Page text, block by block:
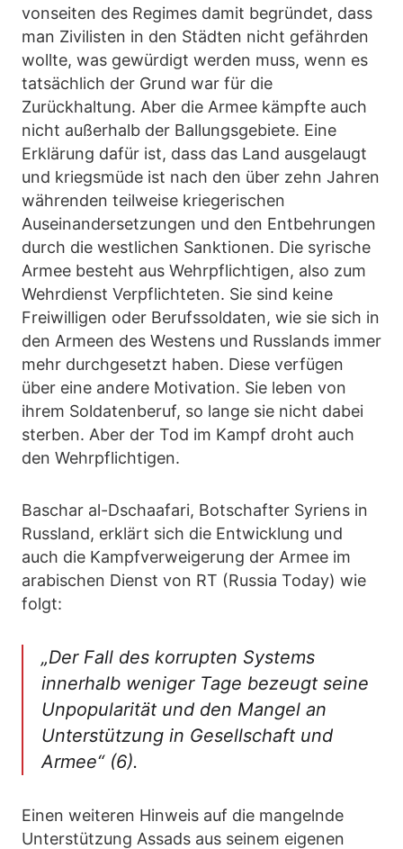
vonseiten des Regimes damit begründet, dass
man Zivilisten in den Städten nicht gefährden
wollte, was gewürdigt werden muss, wenn es
tatsächlich der Grund war für die
Zurückhaltung. Aber die Armee kämpfte auch
nicht außerhalb der Ballungsgebiete. Eine
Erklärung dafür ist, dass das Land ausgelaugt
und kriegsmüde ist nach den über zehn Jahren
währenden teilweise kriegerischen
Auseinandersetzungen und den Entbehrungen
durch die westlichen Sanktionen. Die syrische
Armee besteht aus Wehrpflichtigen, also zum
Wehrdienst Verpflichteten. Sie sind keine
Freiwilligen oder Berufssoldaten, wie sie sich in
den Armeen des Westens und Russlands immer
mehr durchgesetzt haben. Diese verfügen
über eine andere Motivation. Sie leben von
ihrem Soldatenberuf, so lange sie nicht dabei
sterben. Aber der Tod im Kampf droht auch
den Wehrpflichtigen.
Baschar al-Dschaafari, Botschafter Syriens in
Russland, erklärt sich die Entwicklung und
auch die Kampfverweigerung der Armee im
arabischen Dienst von RT (Russia Today) wie
folgt:
„Der Fall des korrupten Systems
innerhalb weniger Tage bezeugt seine
Unpopularität und den Mangel an
Unterstützung in Gesellschaft und
Armee“ (6).
Einen weiteren Hinweis auf die mangelnde
Unterstützung Assads aus seinem eigenen